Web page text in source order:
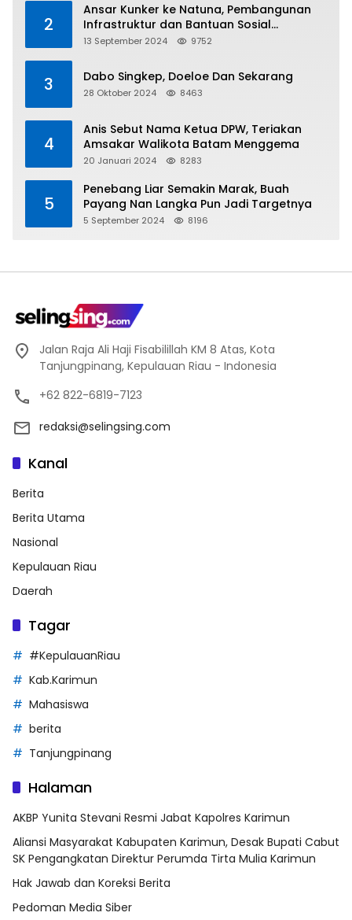
2
Ansar Kunker ke Natuna, Pembangunan
Infrastruktur dan Bantuan Sosial
Direalisasikan Hingga Pulau Tiga
13 September 2024 9752
3 Dabo Singkep, Doeloe Dan Sekarang
28 Oktober 2024 8463
4
Anis Sebut Nama Ketua DPW, Teriakan
Amsakar Walikota Batam Menggema
20 Januari 2024 8283
5
Penebang Liar Semakin Marak, Buah
Payang Nan Langka Pun Jadi Targetnya
5 September 2024 8196
Jalan Raja Ali Haji Fisabilillah KM 8 Atas, Kota
Tanjungpinang, Kepulauan Riau - Indonesia
+62 822-6819-7123
redaksi@selingsing.com
Kanal
Berita
Berita Utama
Nasional
Kepulauan Riau
Daerah
Tagar
#KepulauanRiau
Kab.Karimun
Mahasiswa
berita
Tanjungpinang
Halaman
AKBP Yunita Stevani Resmi Jabat Kapolres Karimun
Aliansi Masyarakat Kabupaten Karimun, Desak Bupati Cabut
SK Pengangkatan Direktur Perumda Tirta Mulia Karimun
Hak Jawab dan Koreksi Berita
Pedoman Media Siber